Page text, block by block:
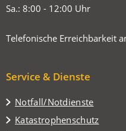
Sa.: 8:00 - 12:00 Uhr
Telefonische Erreichbarkeit
Service & Dienste
Notfall/Notdienste
Katastrophenschutz